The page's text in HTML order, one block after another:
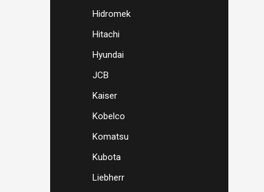
Hidromek
Hitachi
Hyundai
JCB
Kaiser
Kobelco
Komatsu
Kubota
Liebherr